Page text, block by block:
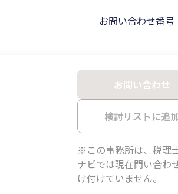
お問い合わせ番
お問い合わせ
検討リストに追
※この事務所は、税理
ナビでは現在問い合わ
け付けていません。